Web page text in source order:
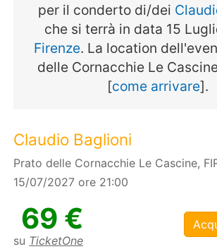
per il conderto di/dei
che si terrà in data 15
Firenze. La location
delle Cornacchie Le
[come arrivare].
Claudio Baglioni
Prato delle Cornacchie Le Cascine,
15/07/2027 ore 21:00
69 €
su TicketOne